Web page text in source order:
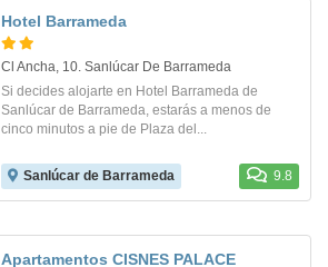
Hotel Barrameda
Cl Ancha, 10. Sanlúcar De Barrameda
Si decides alojarte en Hotel Barrameda de
Sanlúcar de Barrameda, estarás a menos de
cinco minutos a pie de Plaza del...
Sanlúcar de Barrameda 9.8
Apartamentos CISNES PALACE